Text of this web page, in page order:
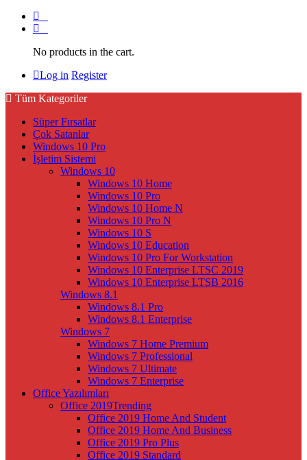
No products in the cart.
Log in Register
Tüm Kategoriler
Süper Fırsatlar
Çok Satanlar
Windows 10 Pro
İşletim Sistemi
Windows 10
Windows 10 Home
Windows 10 Pro
Windows 10 Home N
Windows 10 Pro N
Windows 10 S
Windows 10 Education
Windows 10 Pro For Workstation
Windows 10 Enterprise LTSC 2019
Windows 10 Enterprise LTSB 2016
Windows 8.1
Windows 8.1 Pro
Windows 8.1 Enterprise
Windows 7
Windows 7 Home Premium
Windows 7 Professional
Windows 7 Ultimate
Windows 7 Enterprise
Office Yazılımları
Office 2019Trending
Office 2019 Home And Student
Office 2019 Home And Business
Office 2019 Pro Plus
Office 2019 Standard